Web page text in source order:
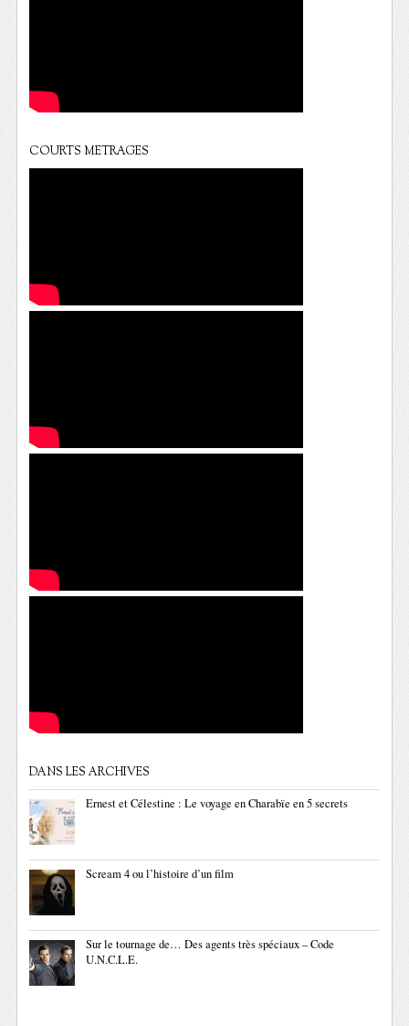
COURTS METRAGES
DANS LES ARCHIVES
Ernest et Célestine : Le voyage en Charabïe en 5 secrets
Scream 4 ou l’histoire d’un film
Sur le tournage de… Des agents très spéciaux – Code
U.N.C.L.E.